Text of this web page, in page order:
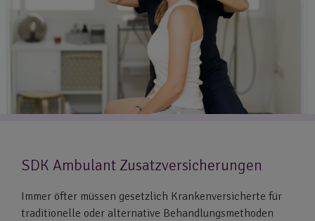
SDK Ambulant Zusatzversicherungen
Immer öfter müssen gesetzlich Krankenversicherte für
traditionelle oder alternative Behandlungsmethoden